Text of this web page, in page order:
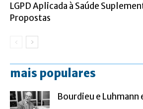
LGPD Aplicada à Saúde
Propostas
mais populares
Bourdieu e Luhmann